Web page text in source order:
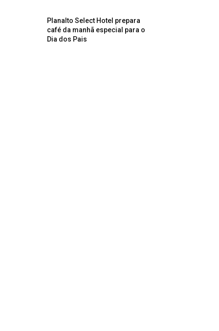
Planalto Select Hotel prepara
café da manhã especial para o
Dia dos Pais